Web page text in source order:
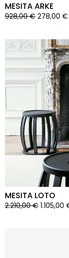
MESITA ARKE
928,00€ 278,00 €
MESITA LOTO
2.210,00€ 1.105,00